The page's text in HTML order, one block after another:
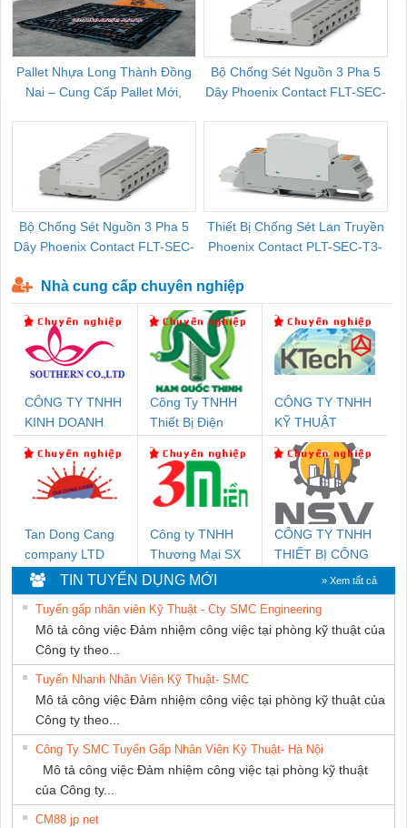
Pallet Nhựa Long Thành Đồng
Nai – Cung Cấp Pallet Mới,
Bộ Chống Sét Nguồn 3 Pha 5
Dây Phoenix Contact FLT-SEC-
Bộ Chống Sét Nguồn 3 Pha 5
Dây Phoenix Contact FLT-SEC-
Thiết Bị Chống Sét Lan Truyền
Phoenix Contact PLT-SEC-T3-
Nhà cung cấp chuyên nghiệp
CÔNG TY TNHH
KINH DOANH
PHƯƠNG NAM
Công Ty TNHH
Thiết Bị Điện
CÔNG TY TNHH
KỸ THUẬT
KTECH VIỆT
NAM
Tan Dong Cang
company LTD
Công ty TNHH
Thương Mại SX
Ba Miền
CÔNG TY TNHH
THIẾT BỊ CÔNG
NGHIỆP NIHON
SETSUBI VIỆT
NAM
TIN TUYỂN DỤNG MỚI » Xem tất cả
Tuyển gấp nhân viên Kỹ Thuật - Cty SMC Engineering
Mô tả công việc Đảm nhiệm công việc tại phòng kỹ thuật của
Công ty theo...
Tuyển Nhanh Nhân Viên Kỹ Thuật- SMC
Mô tả công việc Đảm nhiệm công việc tại phòng kỹ thuật của
Công ty theo...
Công Ty SMC Tuyển Gấp Nhân Viên Kỹ Thuật- Hà Nội
Mô tả công việc Đảm nhiệm công việc tại phòng kỹ thuật
của Công ty...
CM88 jp net